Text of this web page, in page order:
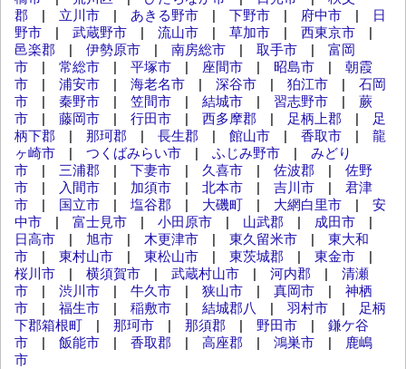
郡 | 立川市 | あきる野市 | 下野市 | 府中市 |
日
野市 | 武蔵野市 | 流山市 | 草加市 | 西東京市 |
邑楽郡 | 伊勢原市 | 南房総市 | 取手市 | 富岡
市 | 常総市 | 平塚市 | 座間市 | 昭島市 | 朝霞
市 | 浦安市 | 海老名市 | 深谷市 | 狛江市 | 石岡
市 | 秦野市 | 笠間市 | 結城市 | 習志野市 | 蕨
市 | 藤岡市 | 行田市 | 西多摩郡 | 足柄上郡 |
足
柄下郡 | 那珂郡 | 長生郡 | 館山市 | 香取市 | 龍
ヶ崎市 | つくばみらい市 | ふじみ野市 | みどり
市 | 三浦郡 | 下妻市 | 久喜市 | 佐波郡 | 佐野
市 | 入間市 | 加須市 | 北本市 | 吉川市 | 君津
市 | 国立市 | 塩谷郡 | 大磯町 | 大網白里市 | 安
中市 | 富士見市 | 小田原市 | 山武郡 | 成田市 |
日高市 | 旭市 | 木更津市 | 東久留米市 | 東大和
市 | 東村山市 | 東松山市 | 東茨城郡 | 東金市 |
桜川市 | 横須賀市 | 武蔵村山市 | 河内郡 | 清瀬
市 | 渋川市 | 牛久市 | 狭山市 | 真岡市 | 神栖
市 | 福生市 | 稲敷市 | 結城郡八 | 羽村市 |
足柄
下郡箱根町 | 那珂市 | 那須郡 | 野田市 | 鎌ケ谷
市 | 飯能市 | 香取郡 | 高座郡 | 鴻巣市 |
鹿嶋
市